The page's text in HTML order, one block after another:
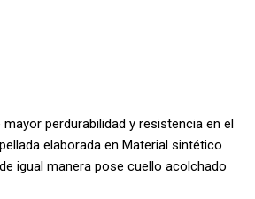
perdurabilidad y resistencia en el
elaborada en Material sintético
igual manera pose cuello acolchado
fácilmente al empeine del pie y la